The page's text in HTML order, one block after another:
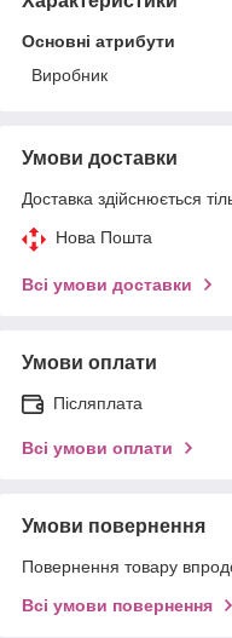
Основні атрибути
Виробник
Умови доставки
Доставка здійснюється
Нова Пошта
Всі умови доставки
Умови оплати
Післяплата
Всі умови оплати
Умови повернення
Повернення товару
Всі умови повернення